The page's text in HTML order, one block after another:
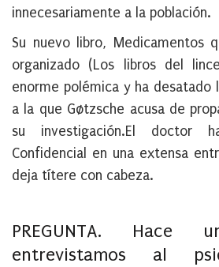
innecesariamente a la población.
Su nuevo libro, Medicamentos
organizado (Los libros del
enorme polémica y ha desatado
a la que Gøtzsche acusa de
su investigación.El doctor
Confidencial en una extensa
deja títere con cabeza.
PREGUNTA. Hace
entrevistamos al